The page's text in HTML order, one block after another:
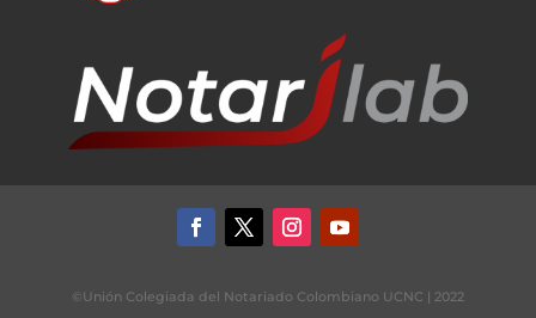
©Unión Colegiada del Notariado Colombiano UCNC | 2022